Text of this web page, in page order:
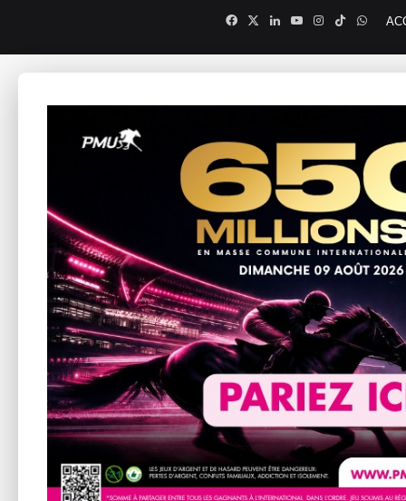
Facebook
X LinkedinYouTubeInstagram
TikTok